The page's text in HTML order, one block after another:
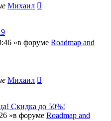
Михаил
»в форуме Roadmap and
Михаил
Скидка до 50%!
»в форуме Roadmap and